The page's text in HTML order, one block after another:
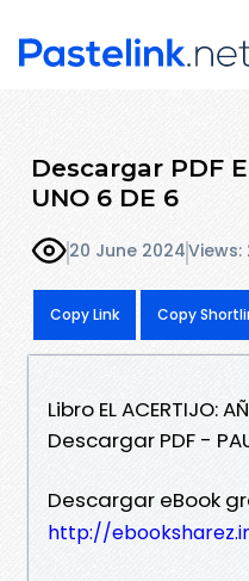
Descargar PDF
UNO 6 DE 6
20 June 2024Views:
Copy Link Copy
Libro EL ACERTIJO:
Descargar PDF -
Descargar eBook
http://